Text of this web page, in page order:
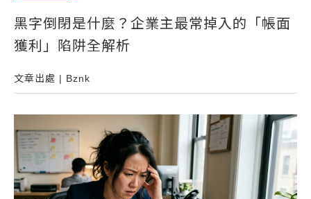
常見問題
帳款轉讓
企業專案融資
平台操作
知識專區
黑字倒閉是什麼？企業主最常掉入的「帳面
獲利」陷阱全解析
文章出處 | Bznk